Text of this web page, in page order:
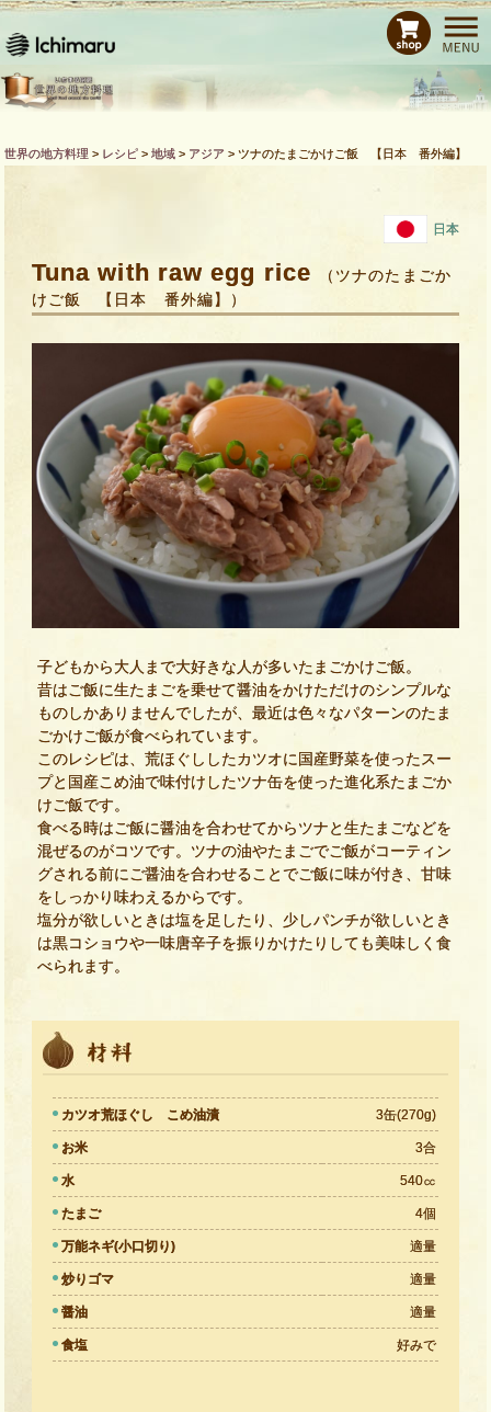
ホーム レシピ
商品紹介 Bras de CHEFとは
世界の地方料理 > レシピ >地域 > アジア >ツナのたまごかけご飯 【日本 番外編】
日本
Tuna with raw egg rice
（ツナのたまごか
けご飯 【日本 番外編】）
子どもから大人まで大好きな人が多いたまごかけご飯。
昔はご飯に生たまごを乗せて醤油をかけただけのシンプルな
ものしかありませんでしたが、最近は色々なパターンのたま
ごかけご飯が食べられています。
このレシピは、荒ほぐししたカツオに国産野菜を使ったスー
プと国産こめ油で味付けしたツナ缶を使った進化系たまごか
けご飯です。
食べる時はご飯に醤油を合わせてからツナと生たまごなどを
混ぜるのがコツです。ツナの油やたまごでご飯がコーティン
グされる前にご醤油を合わせることでご飯に味が付き、甘味
をしっかり味わえるからです。
塩分が欲しいときは塩を足したり、少しパンチが欲しいとき
は黒コショウや一味唐辛子を振りかけたりしても美味しく食
べられます。
カツオ荒ほぐし こめ油漬 3缶(270g)
お米 3合
水 540㏄
たまご 4個
万能ネギ(小口切り) 適量
炒りゴマ 適量
醤油 適量
食塩 好みで